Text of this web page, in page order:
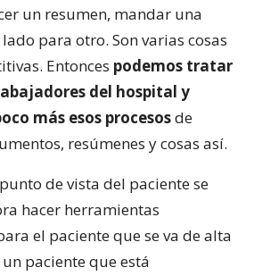
un resumen, mandar una
para otro. Son varias cosas
Entonces podemos tratar
del hospital y
más esos procesosde
resúmenes y cosas así.
de vista del paciente se
hacer herramientas
el paciente que se va de alta
paciente que está